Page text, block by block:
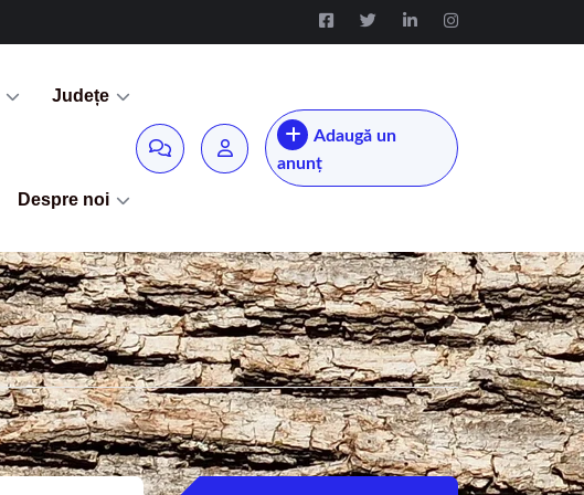
Județe
Despre noi
Adaugă un
anunț